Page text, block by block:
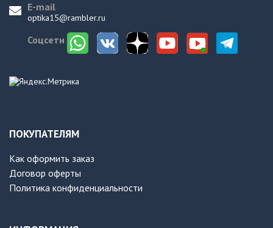
E-mail
optika15@rambler.ru
Соцсети
ПОКУПАТЕЛЯМ
Как оформить заказ
Договор оферты
Политика конфиденциальности